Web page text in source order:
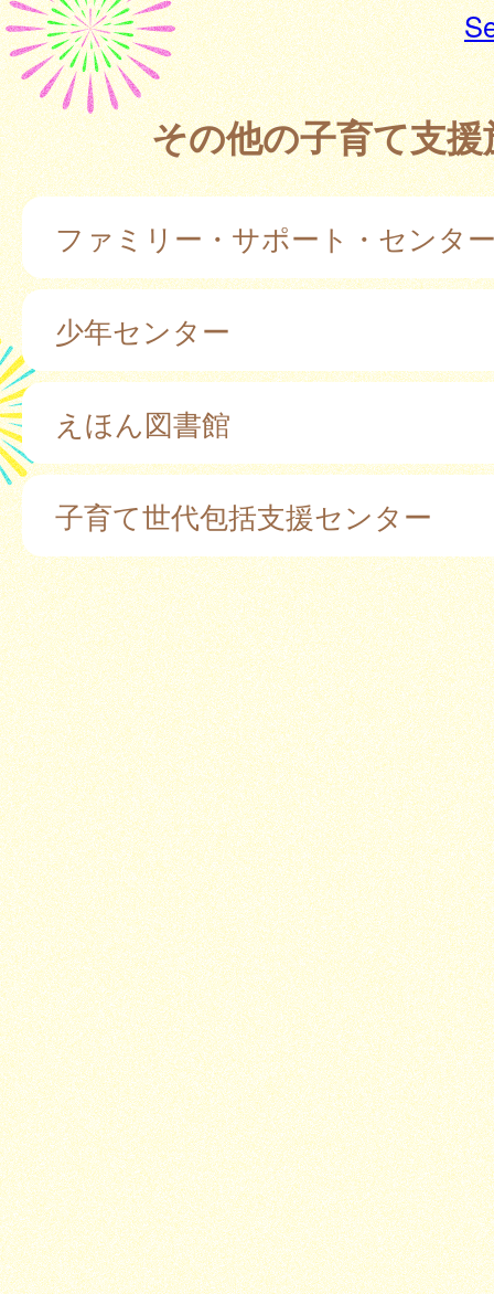
その他の子育て支援
ファミリー・サポート・センタ
少年センター
えほん図書館
子育て世代包括支援センター